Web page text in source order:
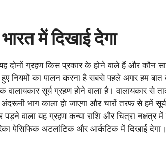
में दिखाई देगा
दोनों ग्रहण किस प्रकार के होने वाले हैं और कौन
नियमों का पालन करना है सबसे पहले अगर हम
सूर्य ग्रहण होने वाला है। वालायकार से
अंदरूनी भाग काला हो जाएगा और चारों तरफ से हमें
पड़ने वाला यह ग्रहण कन्या राशि और चित्रा
पेसिफिक अटलांटिक और आर्कटिक में दिखाई